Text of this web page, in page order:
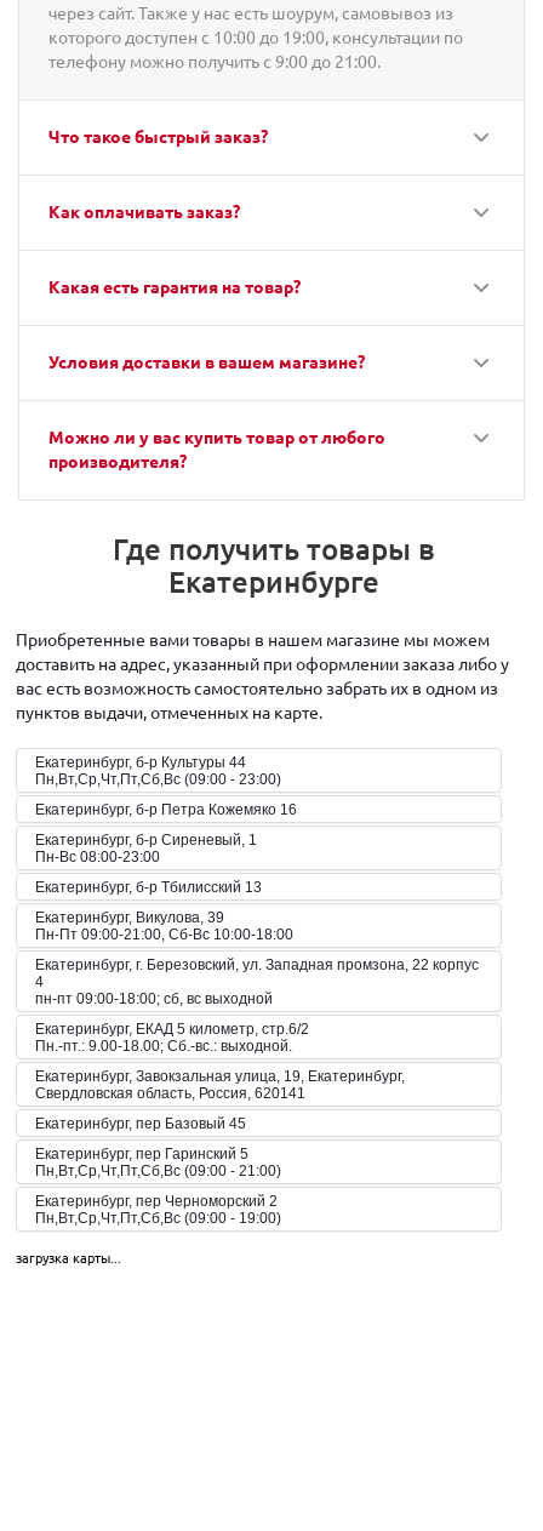
через сайт. Также у нас есть шоурум, самовывоз из
которого доступен с 10:00 до 19:00, консультации по
телефону можно получить с 9:00 до 21:00.
Что такое быстрый заказ?
Как оплачивать заказ?
Какая есть гарантия на товар?
Условия доставки в вашем магазине?
Можно ли у вас купить товар от любого
производителя?
Где получить товары в
Екатеринбурге
Приобретенные вами товары в нашем магазине мы можем
доставить на адрес, указанный при оформлении заказа либо у
вас есть возможность самостоятельно забрать их в одном из
пунктов выдачи, отмеченных на карте.
Екатеринбург, б-р Культуры 44
Пн,Вт,Ср,Чт,Пт,Сб,Вс (09:00 - 23:00)
Екатеринбург, б-р Петра Кожемяко 16
Екатеринбург, б-р Сиреневый, 1
Пн-Вс 08:00-23:00
Екатеринбург, б-р Тбилисский 13
Екатеринбург, Викулова, 39
Пн-Пт 09:00-21:00, Сб-Вс 10:00-18:00
Екатеринбург, г. Березовский, ул. Западная промзона, 22 корпус
4
пн-пт 09:00-18:00; сб, вс выходной
Екатеринбург, ЕКАД 5 километр, стр.6/2
Пн.-пт.: 9.00-18.00; Сб.-вс.: выходной.
Екатеринбург, Завокзальная улица, 19, Екатеринбург,
Свердловская область, Россия, 620141
Екатеринбург, пер Базовый 45
Екатеринбург, пер Гаринский 5
Пн,Вт,Ср,Чт,Пт,Сб,Вс (09:00 - 21:00)
Екатеринбург, пер Черноморский 2
Пн,Вт,Ср,Чт,Пт,Сб,Вс (09:00 - 19:00)
Пн-Вс 10:00-20:00
загрузка карты...